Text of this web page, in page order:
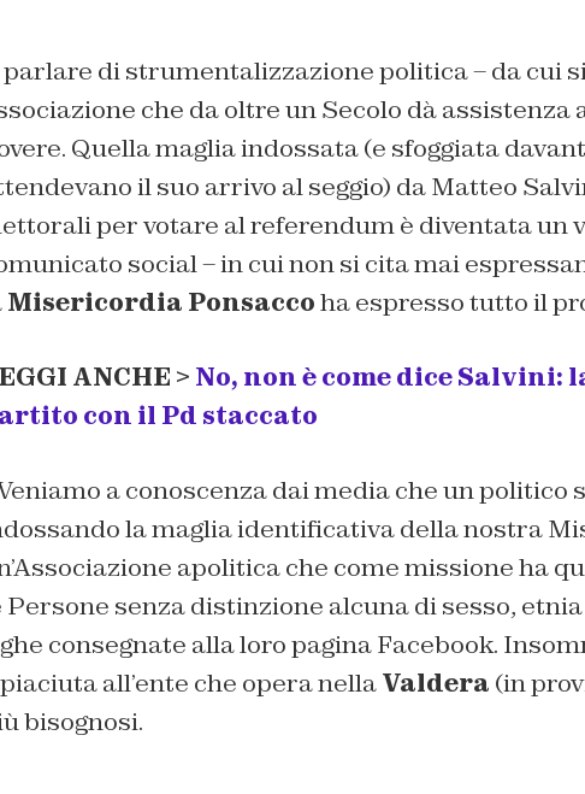
parlare di strumentalizzazione politica – da cui
che da oltre un Secolo dà
Quella maglia indossata (e sfoggiata
il suo arrivo al seggio) da Matteo
per votare al referendum è diventata un
social – in cui non si cita mai
Misericordia Ponsaccoha espresso tutto il
ANCHE > No, non è come dice Salvini:
con il Pd staccato
a conoscenza dai media che un politico
la maglia identificativa della nostra
apolitica che come missione ha
Persone senza distinzione alcuna di sesso,
consegnate alla loro pagina Facebook.
all’ente che opera nellaValdera (in
bisognosi.